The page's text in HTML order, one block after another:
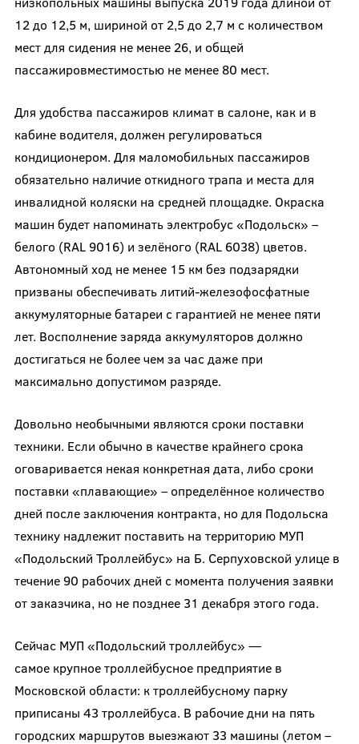
12 до 12,5 м, шириной от 2,5 до 2,7 м с количеством
мест для сидения не менее 26, и общей
пассажировместимостью не менее 80 мест.
Для удобства пассажиров климат в салоне, как и в
кабине водителя, должен регулироваться
кондиционером. Для маломобильных пассажиров
обязательно наличие откидного трапа и места для
инвалидной коляски на средней площадке. Окраска
машин будет напоминать электробус «Подольск» –
белого (RAL 9016) и зелёного (RAL 6038) цветов.
Автономный ход не менее 15 км без подзарядки
призваны обеспечивать литий-железофосфатные
аккумуляторные батареи с гарантией не менее пяти
лет. Восполнение заряда аккумуляторов должно
достигаться не более чем за час даже при
максимально допустимом разряде.
Довольно необычными являются сроки поставки
техники. Если обычно в качестве крайнего срока
оговаривается некая конкретная дата, либо сроки
поставки «плавающие» – определённое количество
дней после заключения контракта, но для Подольска
технику надлежит поставить на территорию МУП
«Подольский Троллейбус» на Б. Серпуховской улице в
течение 90 рабочих дней с момента получения заявки
от заказчика, но не позднее 31 декабря этого года.
Сейчас МУП «Подольский троллейбус» —
самое крупное троллейбусное предприятие в
Московской области: к троллейбусному парку
приписаны 43 троллейбуса. В рабочие дни на пять
городских маршрутов выезжают 33 машины (летом –